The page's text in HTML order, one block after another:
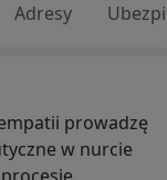
Adresy
prowadzę
w nurcie